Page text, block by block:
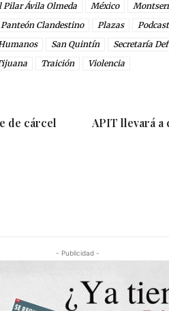
Pilar Ávila Olmeda México
Panteón Clandestino Plazas Podcast
San Quintín Secretaría
Traición Violencia
de cárcel
APIT llevará a
- Publicidad -